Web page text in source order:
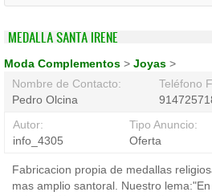
MEDALLA SANTA IRENE
Moda Complementos > Joyas >
Nombre de Contacto:
Pedro Olcina
Teléfono
Autor:
info_4305
Tipo Anuncio:
Oferta
Fabricacion propia de medallas
mas amplio santoral. Nuestro